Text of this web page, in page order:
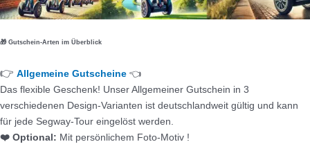
🎁 Gutschein-Arten im Überblick
👉 Allgemeine Gutscheine 👈
Das flexible Geschenk! Unser Allgemeiner Gutschein in 3
verschiedenen Design-Varianten ist deutschlandweit gültig und kann
für jede Segway-Tour eingelöst werden.
❤️ Optional: Mit persönlichem Foto-Motiv !